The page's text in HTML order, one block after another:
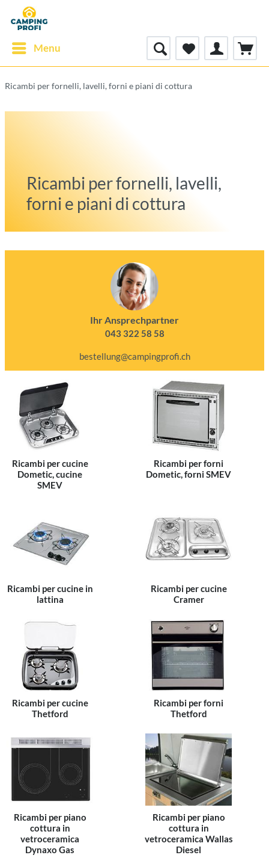
Menu
Ricambi per fornelli, lavelli, forni e piani di cottura
Ricambi per fornelli, lavelli,
forni e piani di cottura
Ihr Ansprechpartner
043 322 58 58
bestellung@campingprofi.ch
Ricambi per cucine
Dometic, cucine
SMEV
Ricambi per forni
Dometic, forni SMEV
Ricambi per cucine in
lattina
Ricambi per cucine
Cramer
Ricambi per cucine
Thetford
Ricambi per forni
Thetford
Ricambi per piano
cottura in
vetroceramica
Dynaxo Gas
Ricambi per piano
cottura in
vetroceramica Wallas
Diesel